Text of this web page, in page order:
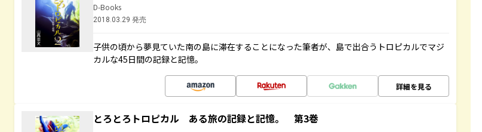
D-Books
2018.03.29 発売
子供の頃から夢見ていた南の島に滞在することになった筆者が、島で出合うトロピカルでマジ
カルな45日間の記録と記憶。
詳細を見る
とろとろトロピカル ある旅の記録と記憶。 第3巻